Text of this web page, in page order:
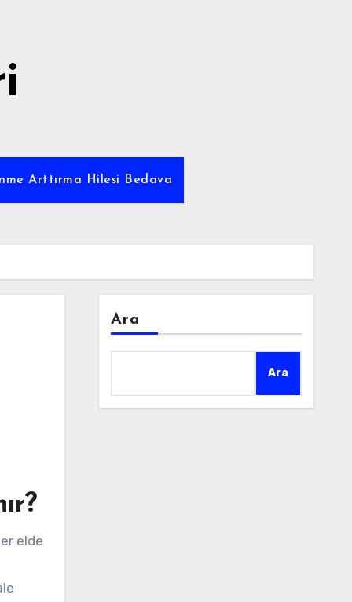
Arttırma Hilesi Bedava
Ara
Ara